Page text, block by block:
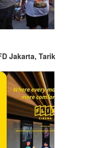
Jakarta, Tarik